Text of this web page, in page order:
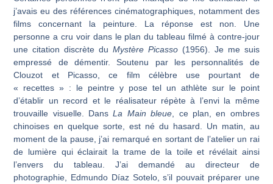
j’avais eu des réfé­rences cinématographiques, notamment des
films concernant la peinture. La réponse est non. Une
personne a cru voir dans le plan du tableau filmé à contre-jour
une citation discrète duMystère Picasso (1956). Je me suis
empressé de démentir. Soutenu par les personnalités de
Clouzot et Picasso, ce film célèbre use pourtant de
« recettes » : le peintre y pose tel un athlète sur le point
d’établir un record et le réalisateur répète à l’envi la même
trouvaille visuelle. DansLa Main bleue, ce plan, en ombres
chinoises en quelque sorte, est né du hasard. Un matin, au
moment de la pause, j’ai remarqué en sortant de l’atelier un rai
de lumière qui éclai­rait la trame de la toile et révélait ainsi
l’envers du tableau. J’ai demandé au directeur de
photographie, Edmundo Díaz Sotelo, s’il pouvait préparer une